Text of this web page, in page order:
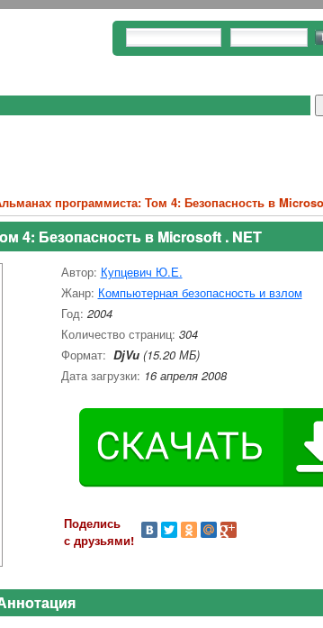
программиста: Том 4: Безопасность в
4: Безопасность в Microsoft . NET
Автор: Купцевич Ю.Е.
Жанр: Компьютерная безопасность и взлом
Год: 2004
Количество страниц: 304
Формат: DjVu(15.20 МБ)
Дата загрузки: 16 апреля 2008
Поделись
с друзьями!